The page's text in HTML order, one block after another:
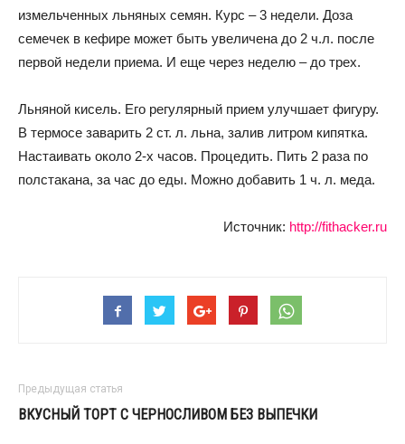
измельченных льняных семян. Курс – 3 недели. Доза
семечек в кефире может быть увеличена до 2 ч.л. после
первой недели приема. И еще через неделю – до трех.
Льняной кисель. Его регулярный прием улучшает фигуру.
В термосе заварить 2 ст. л. льна, залив литром кипятка.
Настаивать около 2-х часов. Процедить. Пить 2 раза по
полстакана, за час до еды. Можно добавить 1 ч. л. меда.
Источник: http://fithacker.ru
Предыдущая статья
ВКУСНЫЙ ТОРТ С ЧЕРНОСЛИВОМ БЕЗ ВЫПЕЧКИ